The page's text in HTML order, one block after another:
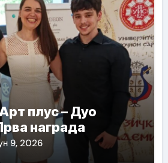
плус – Дуо
награда
9, 2026